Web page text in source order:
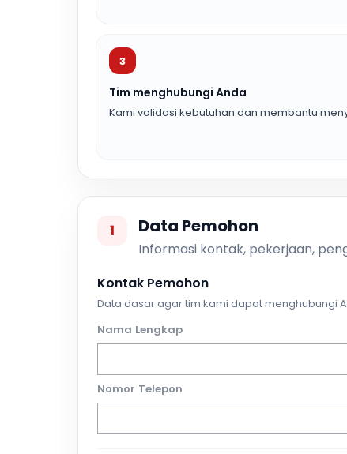
3
Tim menghubungi Anda
Kami validasi kebutuhan dan membantu
1 Data Pemohon
Informasi kontak, pekerjaan,
Kontak Pemohon
Data dasar agar tim kami dapat menghubungi
Nama Lengkap
Nomor Telepon